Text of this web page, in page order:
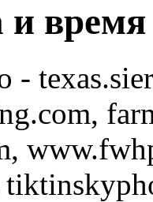
и время
-